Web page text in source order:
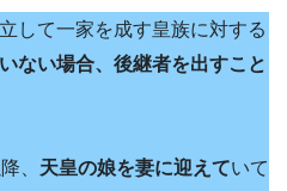
して一家を成す皇族に対する
ない場合、後継者を出すこと
、 天皇の娘を妻に迎えていて